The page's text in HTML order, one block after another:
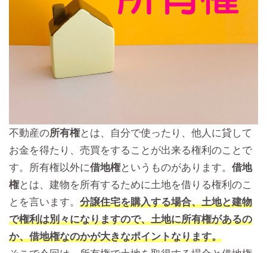
不動産の所有権とは、自分で使ったり、他人に貸して
お金を得たり、売買をすることが出来る権利のことで
す。所有権以外に借地権というものがあります。 借地
権とは、建物を所有するために土地を借りる権利のこ
とを言います。 分譲住宅を購入する場合、土地と建物
で権利は別々になりますので、土地に所有権があるの
か、借地権なのかが大きなポイントなります。